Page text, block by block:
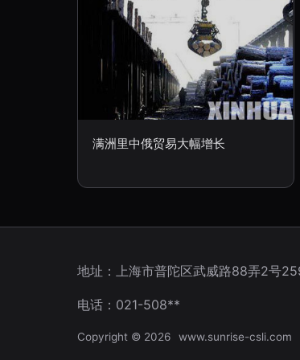
满洲里中俄贸易大幅增长
地址：上海市普陀区武威路88弄2号
电话：021-508**
Copyright © 2026 www.sunrise-csli.com